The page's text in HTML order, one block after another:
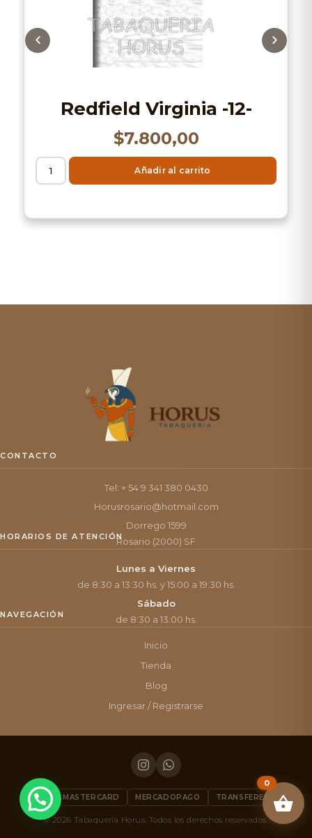
Redfield Virginia -12-
$7.800,00
Añadir al carrito
CONTACTO
Tel: + 54 9 341 380 0430
Horusrosario@hotmail.com
Dorrego 1599
Rosario (2000) SF
HORARIOS DE ATENCIÓN
Lunes a Viernes
de 8:30 a 13:30 hs. y 15:00 a 19:30 hs.
Sábado
de 8:30 a 13:00 hs.
NAVEGACIÓN
Inicio
Tienda
Blog
Ingresar / Registrarse
VISA MASTERCARD MERCADOPAGO TRANSFERENCIA
© 2026 Tabaquería Horus. Todos los derechos reservados.
0